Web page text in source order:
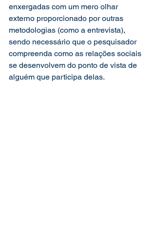
enxergadas com um mero olhar
externo proporcionado por outras
metodologias (como a entrevista),
sendo necessário que o pesquisador
compreenda como as relações sociais
se desenvolvem do ponto de vista de
alguém que participa delas.